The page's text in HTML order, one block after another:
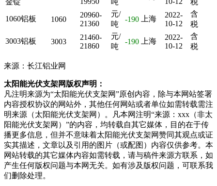
1060铝板 1060
20960-
21360
元/
吨
-190 上海
2022-
10-12
含
税
3003铝板 3003
21460-
21860
元/
吨
-190 上海
2022-
10-12
含
税
来源：长江铝业网
太阳能光伏支架网版权声明：
凡注明来源为“太阳能光伏支架网”原创内容，除与本网站签署
内容授权协议的网站外，其他任何网站或者单位如需转载需注
明来源（太阳能光伏支架网）。凡本网注明“来源：xxx（非太
阳能光伏支架网）”的内容，均转载自其它媒体，目的在于传
播更多信息，但并不意味着太阳能光伏支架网赞同其观点或证
实其描述，文章以及引用的图片（或配图）内容仅供参考。本
网站转载的其它媒体内容如需转载，请与稿件来源方联系，如
产生任何版权问题与本网无关。如有涉及版权问题，可联系我
们删除处理。